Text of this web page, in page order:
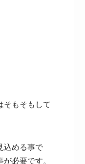
そもそもして
込める事で
必要です。